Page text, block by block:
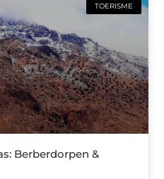
TOERISME
Berberdorpen &